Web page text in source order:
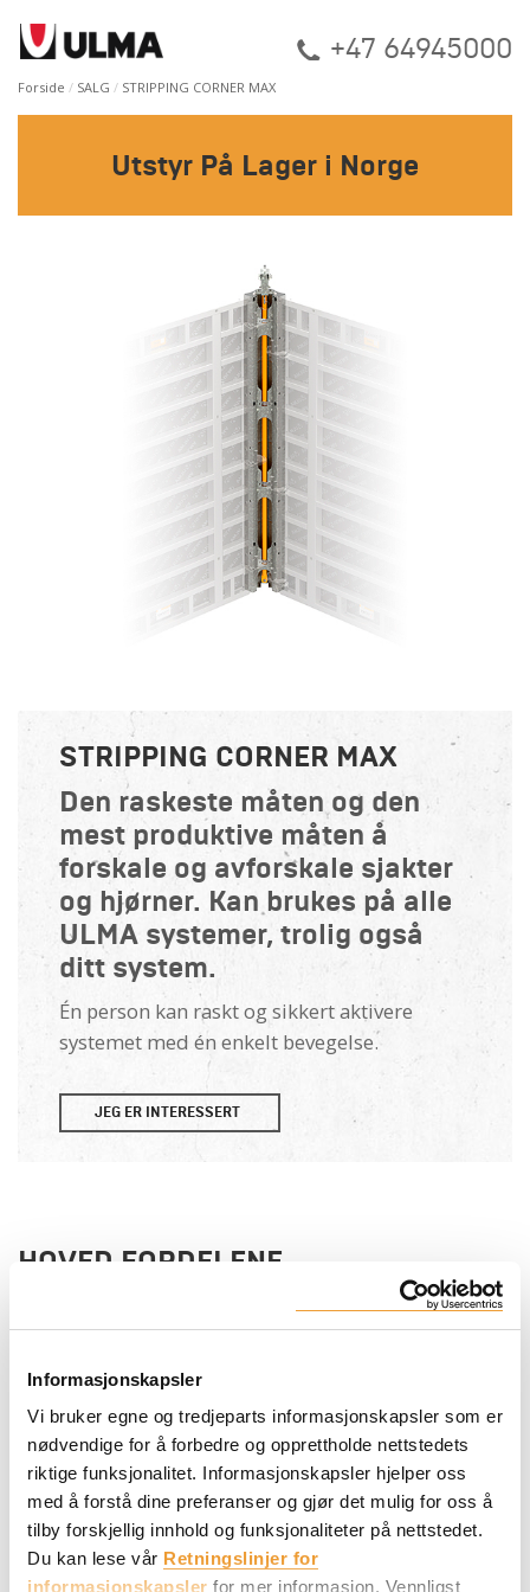
Informasjonskapsler
Vi bruker egne og tredjeparts informasjonskapsler som er
nødvendige for å forbedre og opprettholde nettstedets
riktige funksjonalitet. Informasjonskapsler hjelper oss
med å forstå dine preferanser og gjør det mulig for oss å
tilby forskjellig innhold og funksjonaliteter på nettstedet.
Du kan lese vår Retningslinjer for
informasjonskapsler for mer informasjon. Vennligst
+47 64945000
Forside SALG STRIPPING CORNER MAX
Utstyr På Lager i Norge
STRIPPING CORNER MAX
Den raskeste måten og den
mest produktive måten å
forskale og avforskale sjakter
og hjørner. Kan brukes på alle
ULMA systemer, trolig også
ditt system.
Én person kan raskt og sikkert aktivere
systemet med én enkelt bevegelse.
JEG ER INTERESSERT
HOVED FORDELENE
Tilgjengelig i tre høyder:3.3 m / 2.7 m / 1.2 m.
Laget for høyt støpetrykk
Robust galvanisert konstruksjon forminimalt
vedlikehold
Lynkjapp, en bevegelse plasserer den og fjerner den.
Ingen interferensmed nærliggende armeringsjern.
Løftekapasitetpr. hjørne 2000 kg.